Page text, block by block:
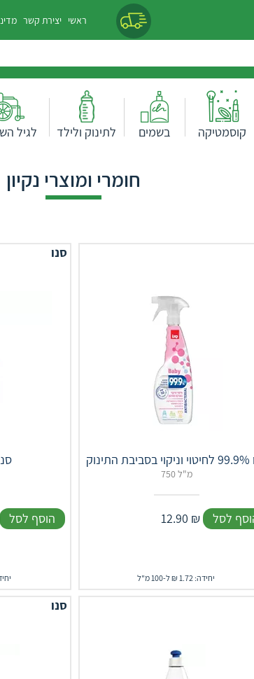
ראשי יצירת קשר
קוסמטיקה בשמים לתינוק ולילד לגיל
חומרי ומוצרי נקיון
750 מ"ל
12.90 ₪ לסל
יחידה: 1.72 ₪ ל-100 מ"ל
סנו
הוסף לסל
יחידה:
סנו